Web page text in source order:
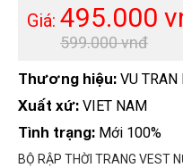
Giá: 495.000
599.000 vnđ
Thương hiệu: VU TRAN
Xuất xứ: VIET NAM
Tình trạng: Mới 100%
BỘ RẬP THỜI TRANG VEST